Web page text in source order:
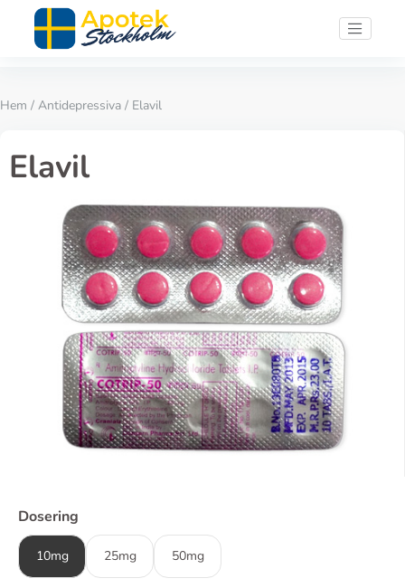
Hem / Antidepressiva / Elavil
Elavil
Dosering
10mg 25mg 50mg